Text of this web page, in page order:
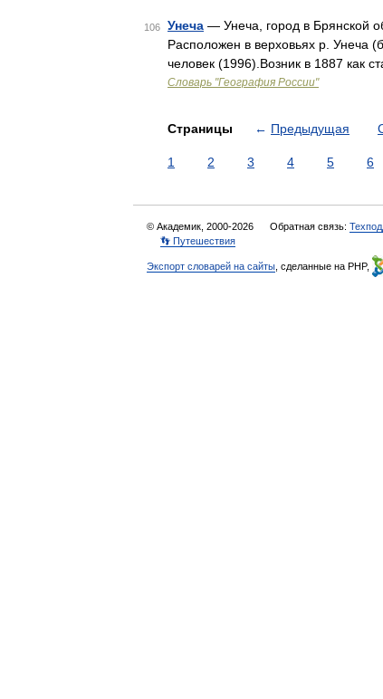
106 Унеча — Унеча, город в Брянской
Расположен в верховьях р. Унеча
человек (1996).Возник в 1887 как
Словарь "География России"
Страницы ← Предыдущая
1 2 3 4 5 6
© Академик, 2000-2026 Обратная связь:
👣 Путешествия
Экспорт словарей на сайты , сделанные на PHP,